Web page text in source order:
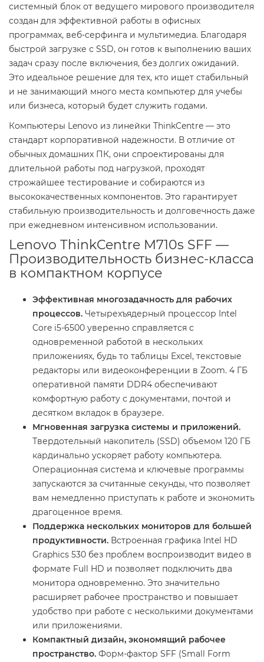
системный блок от ведущего мирового производителя
создан для эффективной работы в офисных
программах, веб-серфинга и мультимедиа. Благодаря
быстрой загрузке с SSD, он готов к выполнению ваших
задач сразу после включения, без долгих ожиданий.
Это идеальное решение для тех, кто ищет стабильный
и не занимающий много места компьютер для учебы
или бизнеса, который будет служить годами.
Компьютеры Lenovo из линейки ThinkCentre — это
стандарт корпоративной надежности. В отличие от
обычных домашних ПК, они спроектированы для
длительной работы под нагрузкой, проходят
строжайшее тестирование и собираются из
высококачественных компонентов. Это гарантирует
стабильную производительность и долговечность даже
при ежедневном интенсивном использовании.
Lenovo ThinkCentre M710s SFF —
Производительность бизнес-класса
в компактном корпусе
Эффективная многозадачность для рабочих
процессов. Четырехъядерный процессор Intel
Core i5-6500 уверенно справляется с
одновременной работой в нескольких
приложениях, будь то таблицы Excel, текстовые
редакторы или видеоконференции в Zoom. 4 ГБ
оперативной памяти DDR4 обеспечивают
комфортную работу с документами, почтой и
десятком вкладок в браузере.
Мгновенная загрузка системы и приложений.
Твердотельный накопитель (SSD) объемом 120 ГБ
кардинально ускоряет работу компьютера.
Операционная система и ключевые программы
запускаются за считанные секунды, что позволяет
вам немедленно приступать к работе и экономить
драгоценное время.
Поддержка нескольких мониторов для большей
продуктивности. Встроенная графика Intel HD
Graphics 530 без проблем воспроизводит видео в
формате Full HD и позволяет подключить два
монитора одновременно. Это значительно
расширяет рабочее пространство и повышает
удобство при работе с несколькими документами
или приложениями.
Компактный дизайн, экономящий рабочее
пространство. Форм-фактор SFF (Small Form